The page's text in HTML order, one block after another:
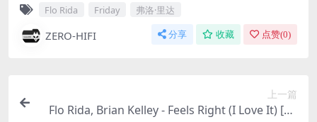
Flo Rida Friday 弗洛·里达
ZERO-HIFI 分享 收藏 点赞(0)
上一篇
Flo Rida, Brian Kelley - Feels Right (I Love It) [Re